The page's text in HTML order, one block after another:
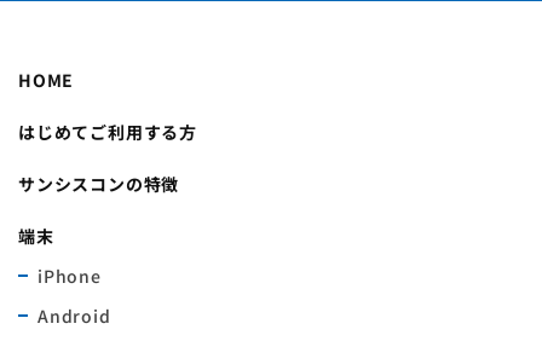
HOME
はじめてご利用する方
サンシスコンの特徴
端末
iPhone
Android